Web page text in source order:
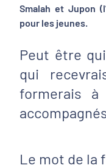
Smalah et Jupon
pour les jeunes.
Peut être
qui
formerais
Le mot de la